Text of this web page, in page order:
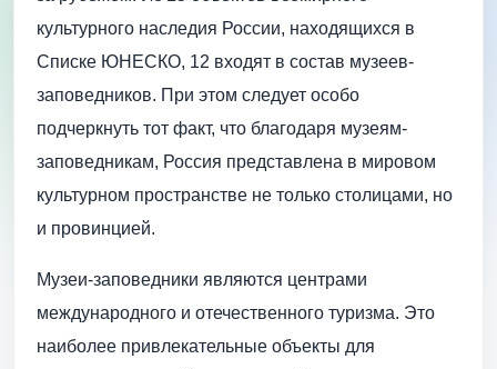
культурного наследия России, находящихся в
Списке ЮНЕСКО, 12 входят в состав музеев-
заповедников. При этом следует особо
подчеркнуть тот факт, что благодаря музеям-
заповедникам, Россия представлена в мировом
культурном пространстве не только столицами, но
и провинцией.
Музеи-заповедники являются центрами
международного и отечественного туризма. Это
наиболее привлекательные объекты для